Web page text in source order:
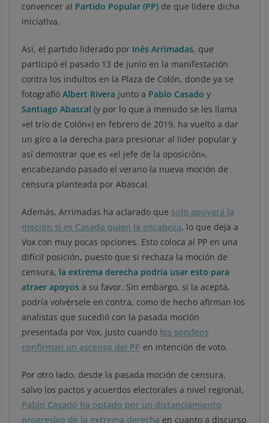
convencer al Partido Popular (PP) de que lidere dicha
iniciativa.
Así, el partido liderado por Inés Arrimadas, que
participó el pasado 13 de junio en la manifestación
contra los indultos en la Plaza de Colón, donde ya se
fotografió Albert Rivera junto a Pablo Casado y
Santiago Abascal (y por lo que a menudo se les llama
«el trío de Colón») en febrero de 2019, ha vuelto a dar
un giro a la derecha para presionar al líder popular y
así demostrar que es «el jefe de la oposición»,
encabezando pasado el verano la nueva moción de
censura planteada por Abascal.
Además, Arrimadas ha aclarado que solo apoyará la
moción si es Casado quien la encabeza, lo que deja a
Vox con muy pocas opciones. Esto coloca al PP en una
difícil posición, puesto que si rechaza la moción de
censura, la extrema derecha podría usar esto para
atraer apoyos a su favor. Sin embargo, si la acepta,
podría volvérsele en contra, como de hecho afirman los
analistas que sucedió con la pasada moción
presentada por Vox, justo cuando los sondeos
confirman un ascenso del PP en intención de voto.
Por otro lado, desde la pasada moción de censura,
salvo los pactos y acuerdos electorales a nivel regional,
Pablo Casado ha optado por un distanciamiento
progresivo de la extrema derecha en cuanto a discurso